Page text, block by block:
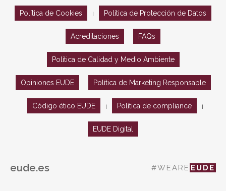
Política de Cookies Política de Protección de Datos
Acreditaciones FAQs
Política de Calidad y Medio Ambiente
Opiniones EUDE Política de Marketing Responsable
Código ético EUDE Política de compliance
EUDE Digital
eude.es #WEARE EUDE